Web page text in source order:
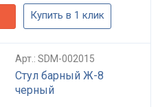
Купить в 1 клик
Арт.: SDM-002015
Стул барный Ж-8
черный